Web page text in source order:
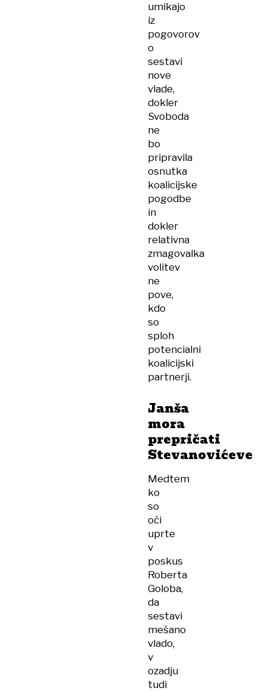
umikajo
iz
pogovorov
o
sestavi
nove
vlade,
dokler
Svoboda
ne
bo
pripravila
osnutka
koalicijske
pogodbe
in
dokler
relativna
zmagovalka
volitev
ne
pove,
kdo
so
sploh
potencialni
koalicijski
partnerji.
Janša
mora
prepričati
Stevanovićeve
Medtem
ko
so
oči
uprte
v
poskus
Roberta
Goloba,
da
sestavi
mešano
vlado,
v
ozadju
tudi